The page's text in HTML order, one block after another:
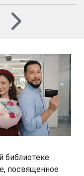
библиотеке
посвященное